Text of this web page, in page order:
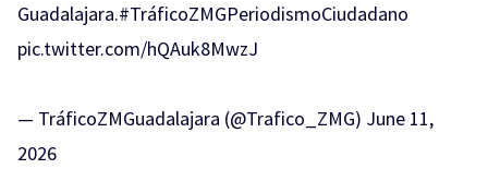
Guadalajara.#TráficoZMGPeriodismoCiudadano
pic.twitter.com/hQAuk8MwzJ
— TráficoZMGuadalajara (@Trafico_ZMG) June 11,
2026